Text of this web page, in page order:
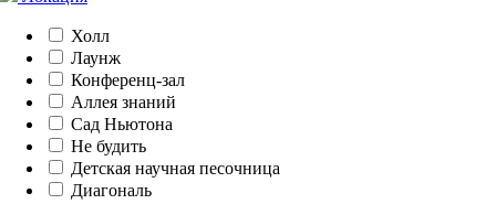
Холл
Лаунж
Конференц-зал
Аллея знаний
Сад Ньютона
Не будить
Детская научная песочница
Диагональ